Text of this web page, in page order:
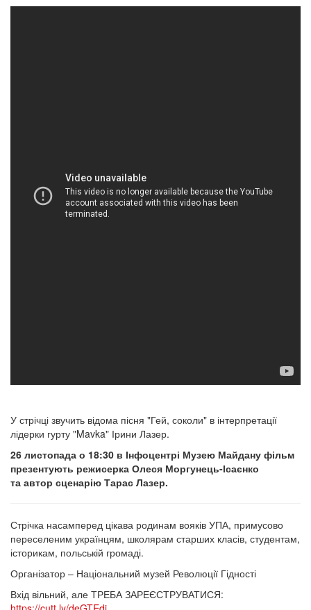
У стрічці звучить відома пісня "Гей, соколи" в інтерпретації
лідерки гурту "Mavka" Ірини Лазер.
26 листопада о 18:30 в Інфоцентрі Музею Майдану фільм
презентують режисерка Олеся Моргунець-Ісаєнко
та автор сценарію Тарас Лазер.
Стрічка насамперед цікава родинам вояків УПА, примусово
переселеним українцям, школярам старших класів, студентам,
історикам, польській громаді.
Організатор – Національний музей Революції Гідності
Вхід вільний, але ТРЕБА ЗАРЕЄСТРУВАТИСЯ: